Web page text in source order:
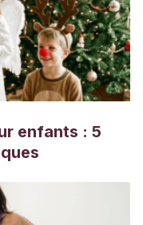
enfants : 5